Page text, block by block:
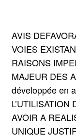
AVIS
VOIES
RAISONS
MAJEUR DES
développée en
AVOIR A
UNIQUE